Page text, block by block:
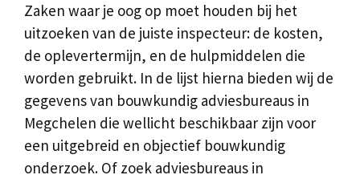
Zaken waar je oog op moet houden bij het
uitzoeken van de juiste inspecteur: de kosten,
de oplevertermijn, en de hulpmiddelen die
worden gebruikt. In de lijst hierna bieden wij de
gegevens van bouwkundig adviesbureaus in
Megchelen die wellicht beschikbaar zijn voor
een uitgebreid en objectief bouwkundig
onderzoek. Of zoek adviesbureaus in